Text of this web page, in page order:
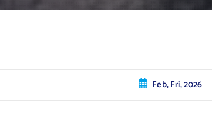
Feb, Fri, 2026